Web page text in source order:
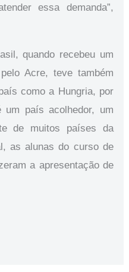
essa demanda”,
quando recebeu um
Acre, teve também
como a Hungria, por
país acolhedor, um
de muitos países da
as alunas do curso de
a apresentação de